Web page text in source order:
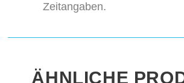
Zeitangaben.
ÄHNLICHE